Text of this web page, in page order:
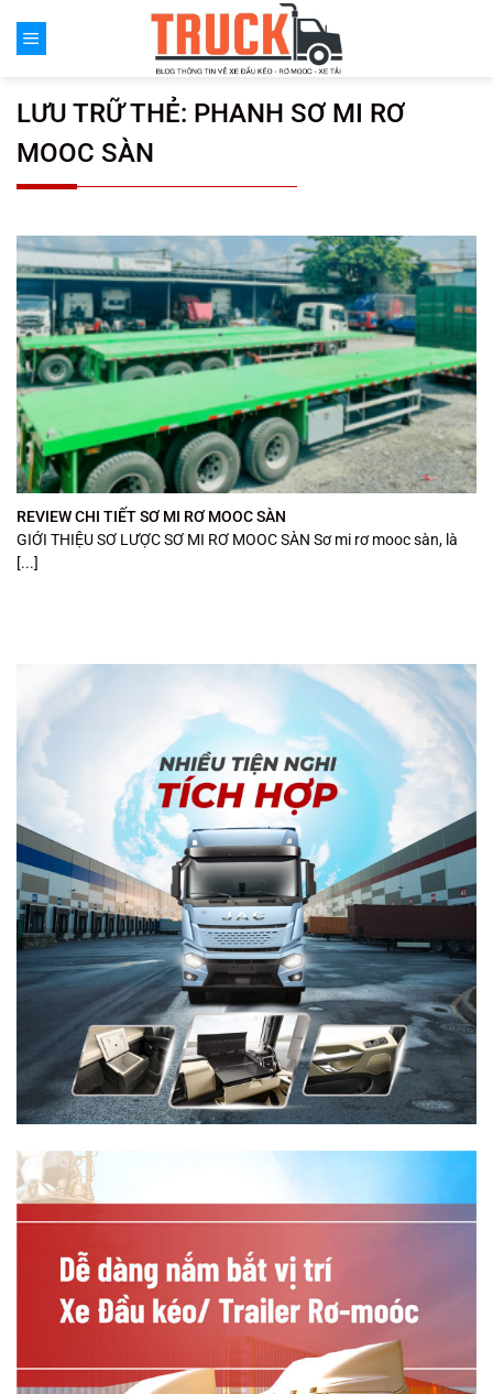
đến
LƯU TRỮ THẺ: PHANH SƠ MI RƠ
MOOC SÀN
REVIEW CHI TIẾT SƠ MI RƠ MOOC SÀN
GIỚI THIỆU SƠ LƯỢC SƠ MI RƠ MOOC SÀN Sơ mi rơ mooc sàn, là
[...]